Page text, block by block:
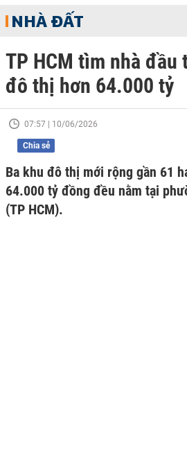
NHÀ ĐẤT
TP HCM tìm nhà đầu
đô thị hơn 64.000 tỷ
07:57 | 10/06/2026
Chia sẻ
Ba khu đô thị mới rộng gần 61
64.000 tỷ đồng đều nằm tại
(TP HCM).